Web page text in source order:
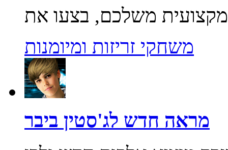
משחקי זריזות ומיומנות
מראה חדש לג'סטין ביבר